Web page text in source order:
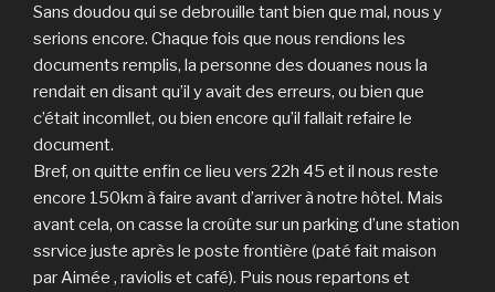
Sans doudou qui se debrouille tant bien que mal, nous y
serions encore. Chaque fois que nous rendions les
documents remplis, la personne des douanes nous la
rendait en disant qu’il y avait des erreurs, ou bien que
c’était incomllet, ou bien encore qu’il fallait refaire le
document.
Bref, on quitte enfin ce lieu vers 22h 45 et il nous reste
encore 150km à faire avant d’arriver à notre hôtel. Mais
avant cela, on casse la croûte sur un parking d’une station
ssrvice juste après le poste frontière (paté fait maison
par Aimée , raviolis et café). Puis nous repartons et